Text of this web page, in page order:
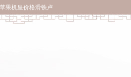
果机皇价格滑铁卢